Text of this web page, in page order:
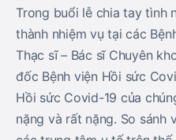
Trong buổi lễ chia tay tình
thành nhiệm vụ tại các
Thạc sĩ – Bác sĩ Chuyên
đốc Bệnh viện Hồi sức
Hồi sức Covid-19 của
nặng và rất nặng. So sánh